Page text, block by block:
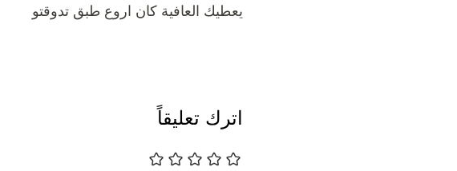
يعطيك العافية كان اروع طبق تدوقتو
اترك تعليقاً